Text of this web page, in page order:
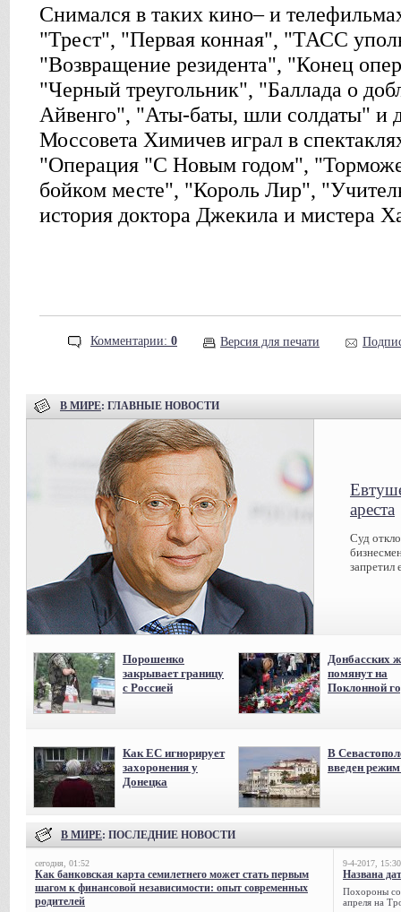
Снимался в таких кино– и
"Трест", "Первая конная", "ТАСС
"Возвращение резидента", "Конец
"Черный треугольник", "Баллада о
Айвенго", "Аты-баты, шли солдаты" и
Моссовета Химичев играл в
"Операция "С Новым годом",
бойком месте", "Король Лир",
история доктора Джекила и мистера
Комментарии: 0 Версия для печати
В МИРЕ: ГЛАВНЫЕ НОВОСТИ
ареста
Суд
запретил
Порошенко
закрывает границу
с Россией
Донбасских
помянут на
Поклонной
Как ЕС игнорирует
захоронения у
Донецка
В
введен
В МИРЕ: ПОСЛЕДНИЕ НОВОСТИ
сегодня, 01:52
Как банковская карта семилетнего может стать первым
шагом к финансовой независимости: опыт современных
родителей
9-4-2017, 15:30
Названа
Похороны
апреля на